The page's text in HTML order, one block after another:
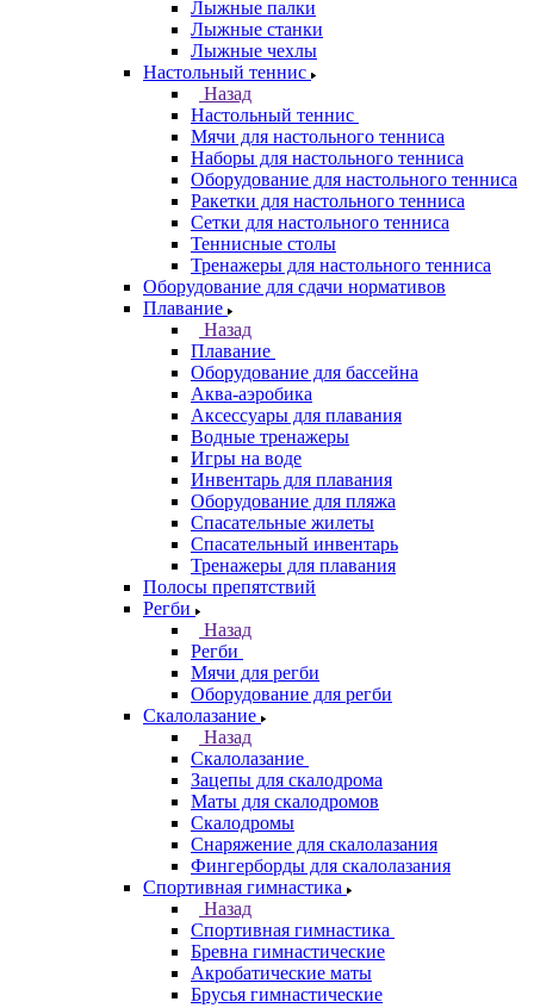
Лыжные палки
Лыжные станки
Лыжные чехлы
Настольный теннис
Назад
Настольный теннис
Мячи для настольного тенниса
Наборы для настольного тенниса
Оборудование для настольного тенниса
Ракетки для настольного тенниса
Сетки для настольного тенниса
Теннисные столы
Тренажеры для настольного тенниса
Оборудование для сдачи нормативов
Плавание
Назад
Плавание
Оборудование для бассейна
Аква-аэробика
Аксессуары для плавания
Водные тренажеры
Игры на воде
Инвентарь для плавания
Оборудование для пляжа
Спасательные жилеты
Спасательный инвентарь
Тренажеры для плавания
Полосы препятствий
Регби
Назад
Регби
Мячи для регби
Оборудование для регби
Скалолазание
Назад
Скалолазание
Зацепы для скалодрома
Маты для скалодромов
Скалодромы
Снаряжение для скалолазания
Фингерборды для скалолазания
Спортивная гимнастика
Назад
Спортивная гимнастика
Бревна гимнастические
Акробатические маты
Брусья гимнастические